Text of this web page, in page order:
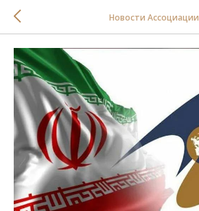
Новости Ассоциации